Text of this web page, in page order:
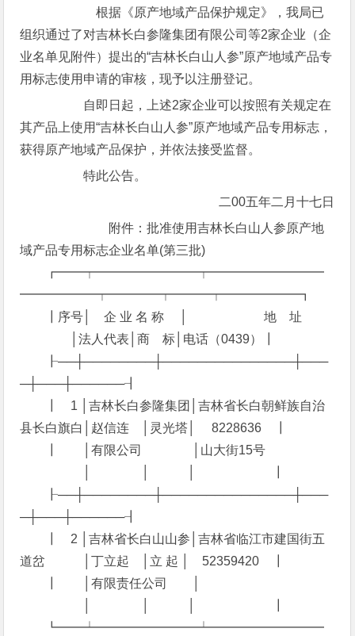
根据《原产地域产品保护规定》，我局已
组织通过了对吉林长白参隆集团有限公司等2家企业（企
业名单见附件）提出的“吉林长白山人参”原产地域产品专
用标志使用申请的审核，现予以注册登记。
自即日起，上述2家企业可以按照有关规定在
其产品上使用“吉林长白山人参”原产地域产品专用标志，
获得原产地域产品保护，并依法接受监督。
特此公告。
二00五年二月十七日
附件：批准使用吉林长白山人参原产地
域产品专用标志企业名单(第三批)
┏━━┯━━━━━━━━┯━━━━━━━━━
━━━━━━┯━━━━┯━━━┯━━━━━━┓
┃序号│ 企 业 名 称 │ 地 址
│法人代表│商 标│电话（0439）┃
┠──┼────────┼───────────────┼───
─┼───┼──────┨
┃ 1 │吉林长白参隆集团│吉林省长白朝鲜族自治
县长白旗白│赵信连 │灵光塔│ 8228636 ┃
┃ │有限公司 │山大街15号
┠──┼────────┼───────────────┼───
─┼───┼──────┨
┃ 2 │吉林省长白山山参│吉林省临江市建国街五
道岔 │丁立起 │立 起 │ 52359420 ┃
┃ │有限责任公司 │
┗━━┷━━━━━━━━┷━━━━━━━━━